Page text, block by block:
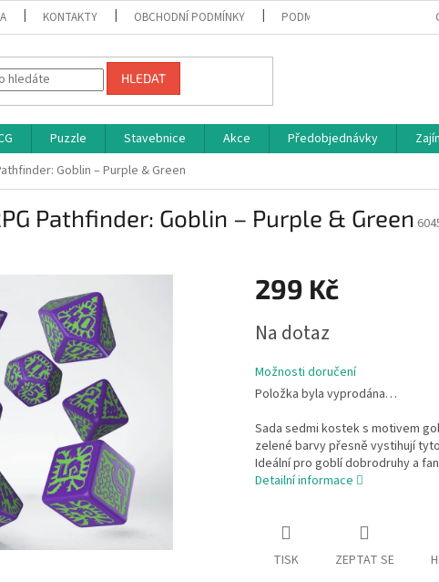
KONTAKTY OBCHODNÍ PODMÍNKY PODMÍNKY OCHRANY
HLEDAT
Puzzle Stavebnice Akce Předobjednávky
Goblin – Purple & Green
Pathfinder: Goblin – Purple & Green
299 Kč
cena:
Na dotaz
Možnosti doručení
Položka byla vyprodána…
Sada sedmi kostek s motivem
zelené barvy přesně vystihují
Ideální pro goblí dobrodruhy a
Detailní informace
TISK ZEPTAT SE